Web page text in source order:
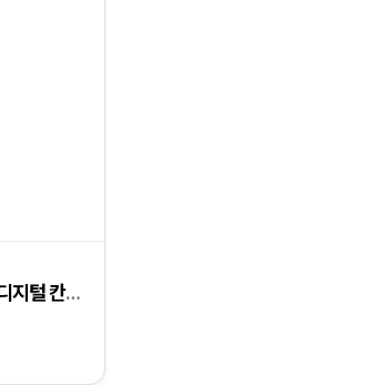
지털 칸반